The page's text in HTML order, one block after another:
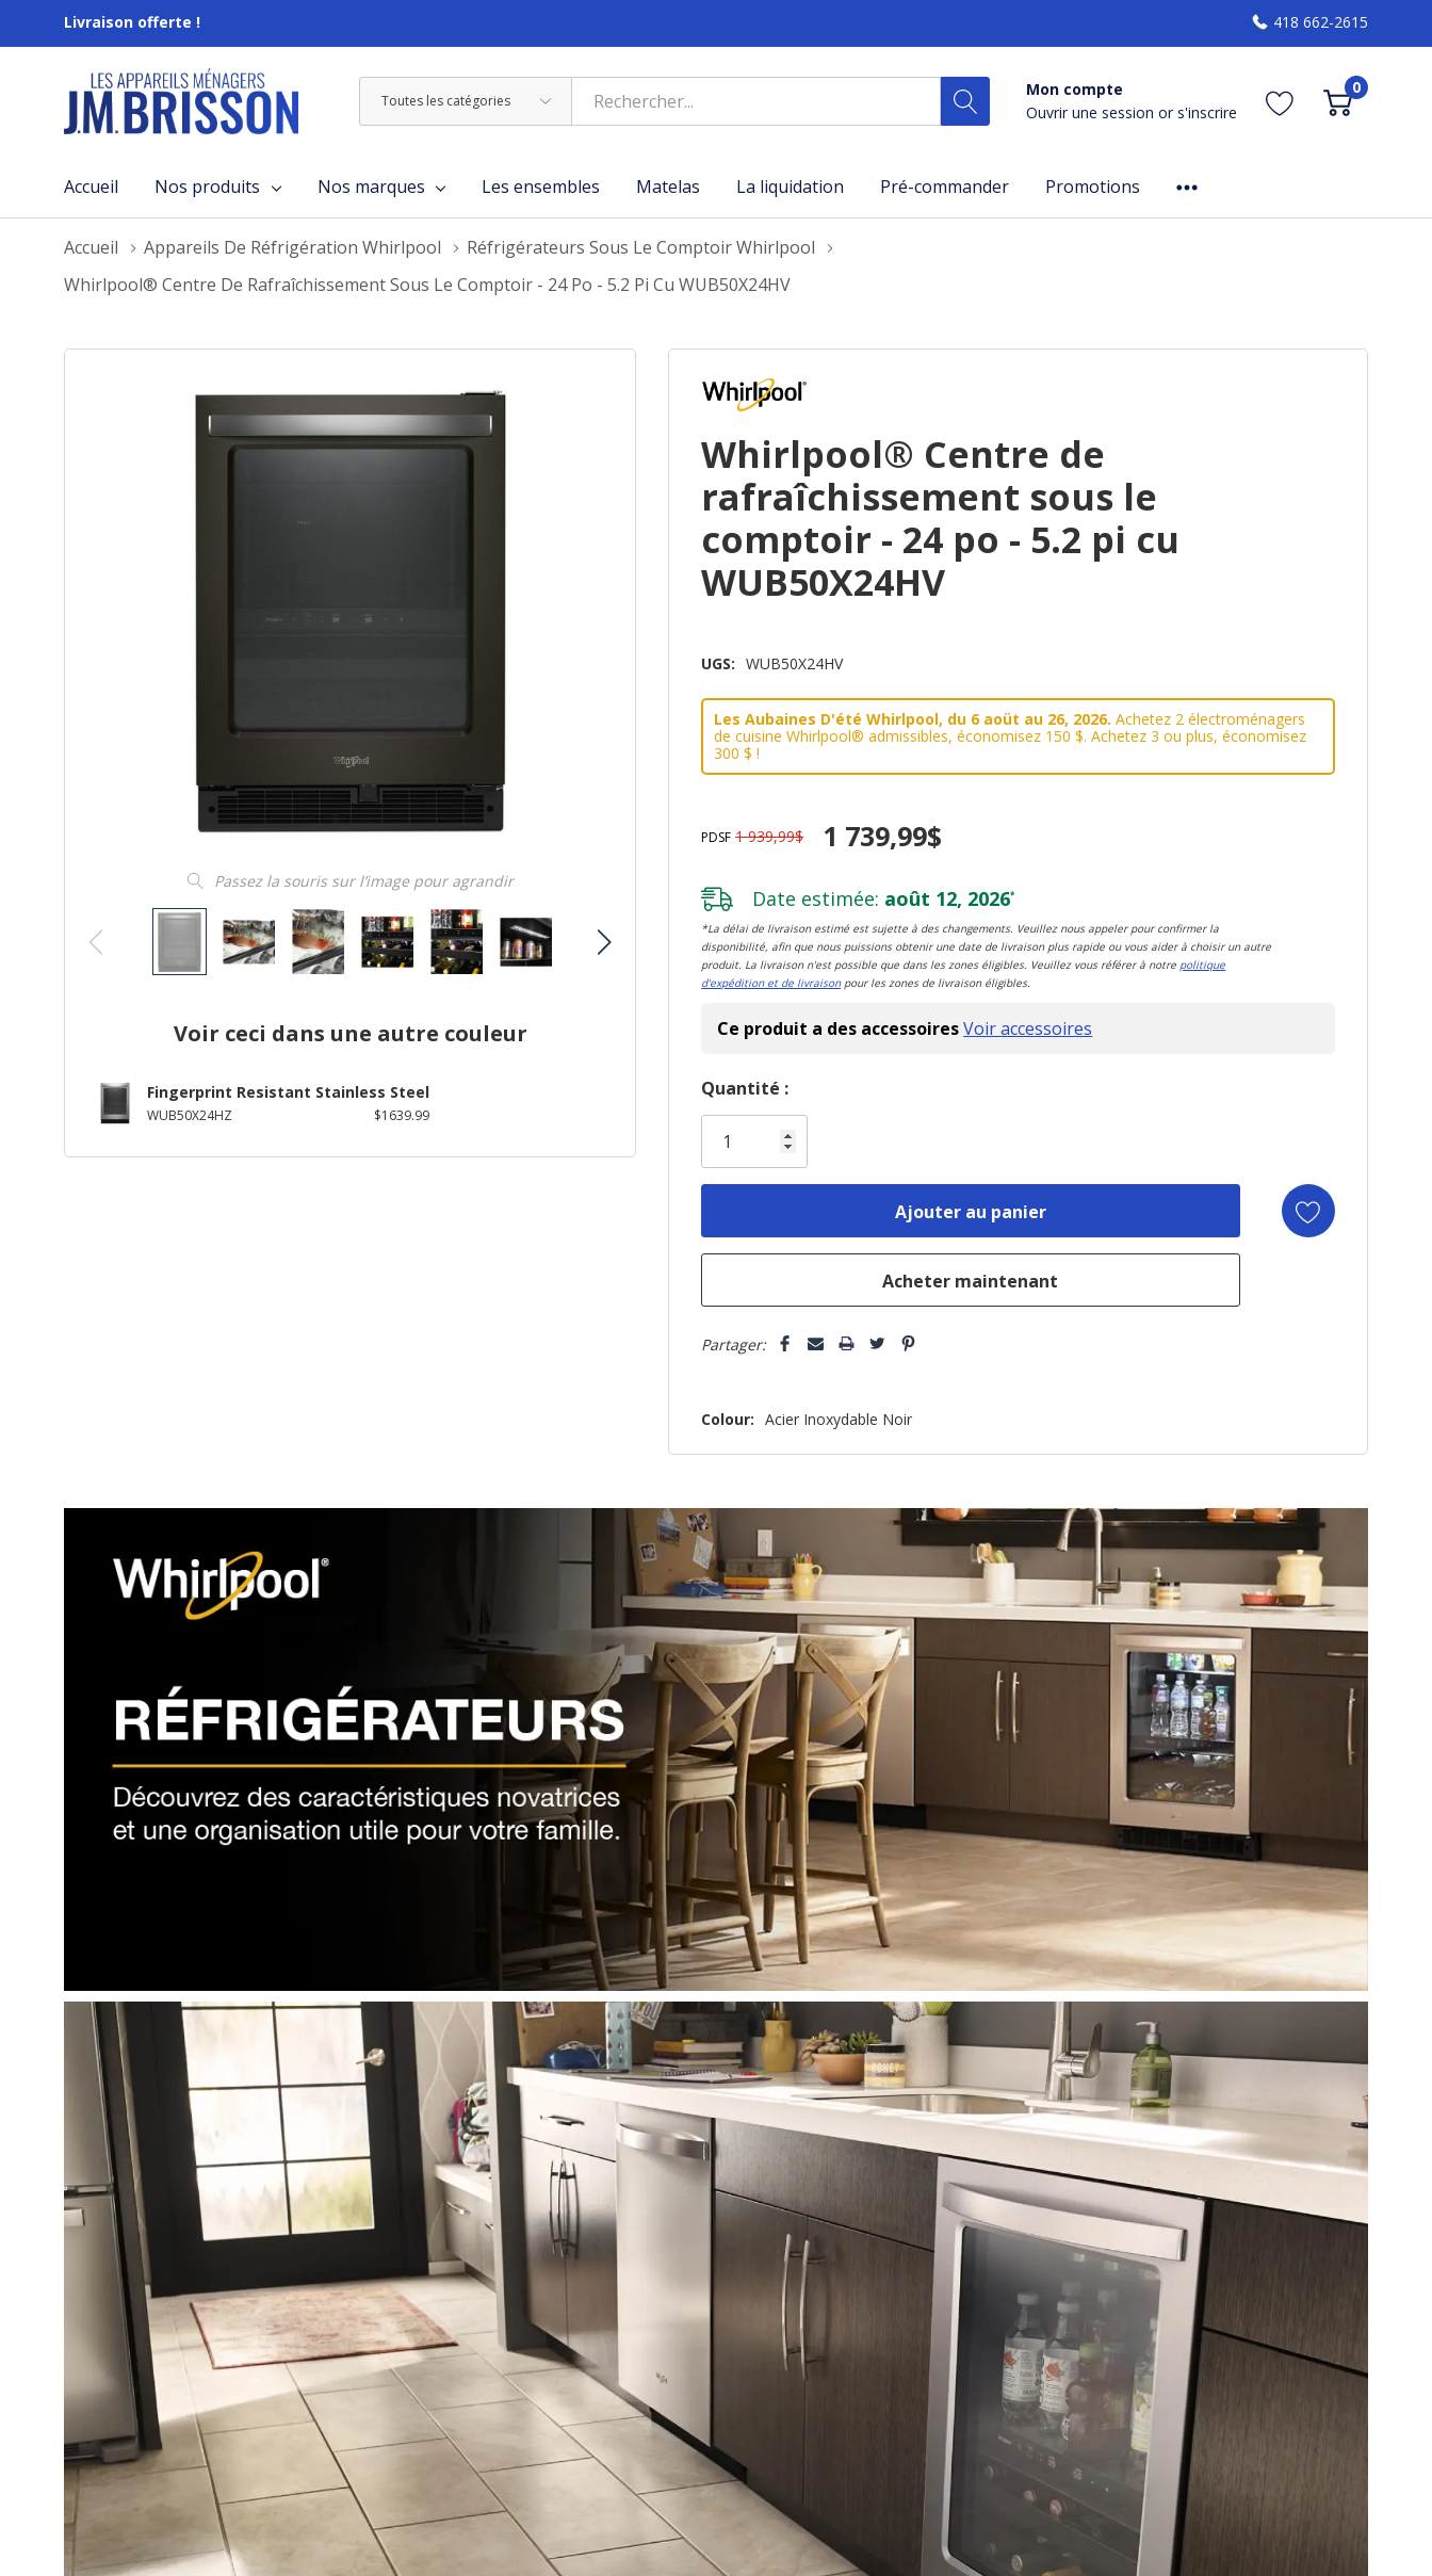
Livraison offerte ! 418 662-2615
Toutes
les
Rechercher
Mon compte
Ouvrir une session or s'inscrire
0
Accueil Nos produits Nos marques Les ensembles Matelas La liquidation Pré-commander Promotions
Accueil Appareils De Réfrigération Whirlpool
Réfrigérateurs Sous Le Comptoir Whirlpool
Whirlpool® Centre De Rafraîchissement Sous Le Comptoir - 24 Po - 5.2 Pi Cu WUB50X24HV
Passez la souris sur l’image pour agrandir
Voir ceci dans une autre couleur
Fingerprint Resistant Stainless Steel
WUB50X24HZ $1639.99
Whirlpool® Centre de
rafraîchissement sous le
comptoir - 24 po - 5.2 pi cu
WUB50X24HV
UGS: WUB50X24HV
Les Aubaines D'été Whirlpool, du 6 aoüt au 26, 2026. Achetez 2 électroménagers
de cuisine Whirlpool® admissibles, économisez 150 $. Achetez 3 ou plus, économisez
300 $ !
PDSF 1 939,99$ 1 739,99$
Date estimée: août 12, 2026*
*La délai de livraison estimé est sujette à des changements. Veuillez nous appeler pour confirmer la
disponibilité, afin que nous puissions obtenir une date de livraison plus rapide ou vous aider à choisir un autre
produit. La livraison n'est possible que dans les zones éligibles. Veuillez vous référer à notre politique
d'expédition et de livraisonpour les zones de livraison éligibles.
Ce produit a des accessoiresVoir accessoires
Dépêchez-
vous!
plus
Quantité :
Partager:
Colour: Acier Inoxydable Noir